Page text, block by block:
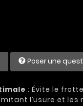
Poser une
: Évite le
l’usure et